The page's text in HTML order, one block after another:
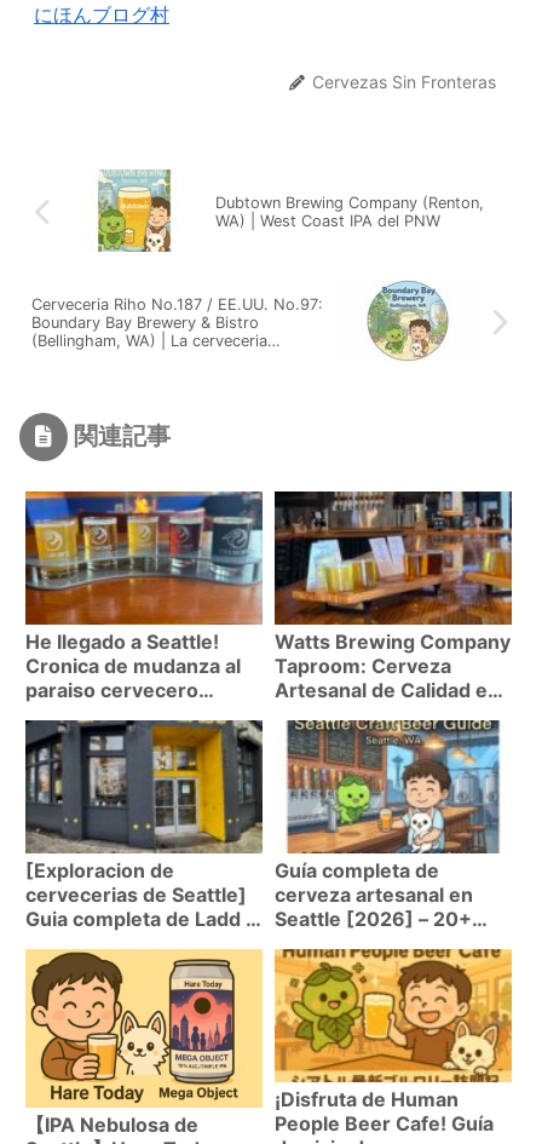
にほんブログ村
Cervezas Sin Fronteras
Dubtown Brewing Company (Renton,
WA) | West Coast IPA del PNW
Cerveceria Riho No.187 / EE.UU. No.97:
Boundary Bay Brewery & Bistro
(Bellingham, WA) | La cerveceria
関連記事
He llegado a Seattle!
Cronica de mudanza al
paraiso cervecero
artesanal
Watts Brewing Company
Taproom: Cerveza
Artesanal de Calidad en
Woodinville
[Exploracion de
cervecerias de Seattle]
Guia completa de Ladd &
Lass Brewing – Brewpub
con variedad de estilos
cerca de la Universidad
de Washington
Guía completa de
cerveza artesanal en
Seattle [2026] – 20+
cervecerías
recomendadas por
locales [Rutas de
autobús]
【IPA Nebulosa de
¡Disfruta de Human
People Beer Cafe! Guía